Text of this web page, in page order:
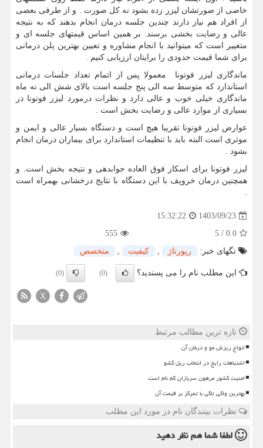
خاصی از صورتشان لیزر زده بشود نه کل صورت . و از طرفی بعضی
از افراد هم نیاز دارند چندین جلسه درمان انجام بدهند که به نتیجه
عالی و رضایت بخشی برسند. بر همین اساس قیمتهای جلسه ای و
متغییر است که میتوانید با انجام مشاوره و تعیین بهترین پلن درمانی
برای شما قیمت حدودی را برایتان ارزیابی کنیم .
ماندگاری لیزر فوتونا معمولا پس از اتمام تعداد جلسات درمانی
استاندارد که متوسط سه الی پنج جلسه است بالای شش الی نه ماه
ماندگاری خیلی خوب و عالی دارد و نظرات درمورد لیزر فوتونا در
بسیاری از موارد عالی و رضایت بخش است .
عوارض لیزر فوتونا تقریبا هیچ است و دستگاه بسیار عالی و ایمن و
موثری است البته باید با تنظیمات استاندارد برای بیماران درمان انجام
بشود .
لیزر فوتونا برای اسکار فوق العاده جوابدهی و نتیجه بخش است. و
همچنین درمان خروپف با این دستگاه با نتایج درخشانی بهمراه است
1403/09/23
15:32:22
0.0
/
5
555
تگهای خبر:
رپورتاژ , كیفیت , متخصص
این مطلب نام را می پسندید؟ (0)
(0)
X
تازه ترین مطالب مرتبط
انواع ریزش مو و درمان آن
اشتباهات رایج در انتخاب ریل کشو
امنیت کشور مرهون سربازان گم نام است
بهترین واکی تاکی با تمرکز بر قیمت آن
نظرات بینندگان نام در مورد این مطلب
لطفا شما همنظر دهید